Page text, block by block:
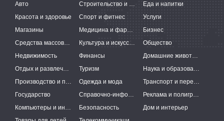
Авто Строительство и ремонт
Еда и напитки
Красота и здоровье
Спорт и фитнес
Услуги
Магазины
Медицина и фармацевтика
Бизнес
Средства массовой информации
Культура и искусство
Общество
Недвижимость
Финансы
Домашние животные
Отдых и развлечения
Туризм
Наука и образование
Производство и поставки
Одежда и мода
Транспорт и перевозки
Государство
Справочно-информационные системы
Реклама и полиграфия
Компьютеры и интернет
Безопасность
Дом и интерьер